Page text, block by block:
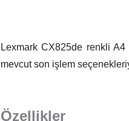
Lexmark CX825de renkli A4
mevcut son işlem
Özellikler